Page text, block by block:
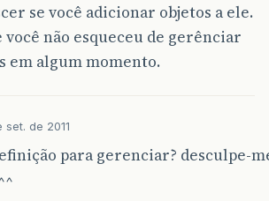
se você adicionar objetos a ele.
você não esqueceu de gerênciar
em algum momento.
set. de 2011
para gerenciar? desculpe-